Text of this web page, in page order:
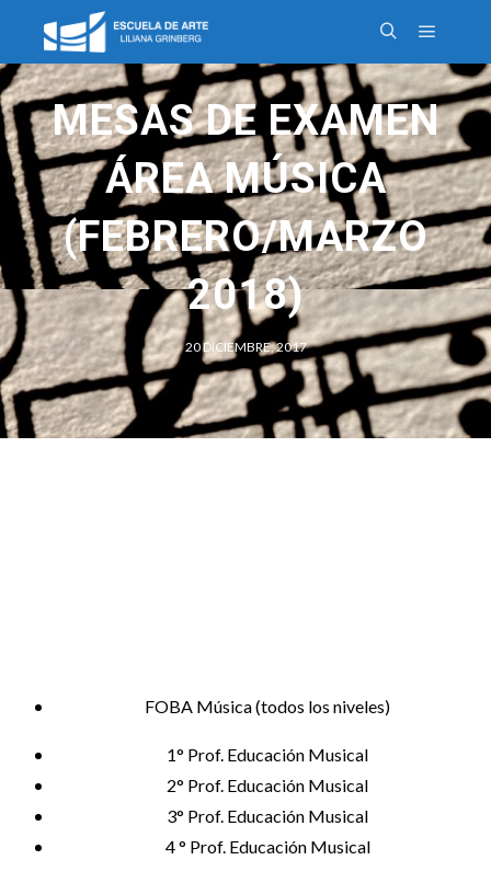
MESAS DE EXAMEN
ÁREA MÚSICA
(FEBRERO/MARZO
2018)
20 DICIEMBRE, 2017
FOBA Música (todos los niveles)
1° Prof. Educación Musical
2° Prof. Educación Musical
3° Prof. Educación Musical
4 ° Prof. Educación Musical